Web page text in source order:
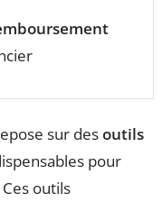
sur desoutils
pour
Ces outils